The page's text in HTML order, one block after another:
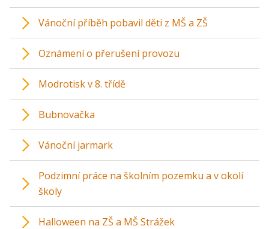
Vánoční příběh pobavil děti z MŠ a ZŠ
Oznámení o přerušení provozu
Modrotisk v 8. třídě
Bubnovačka
Vánoční jarmark
Podzimní práce na školním pozemku a v okolí
školy
Halloween na ZŠ a MŠ Strážek